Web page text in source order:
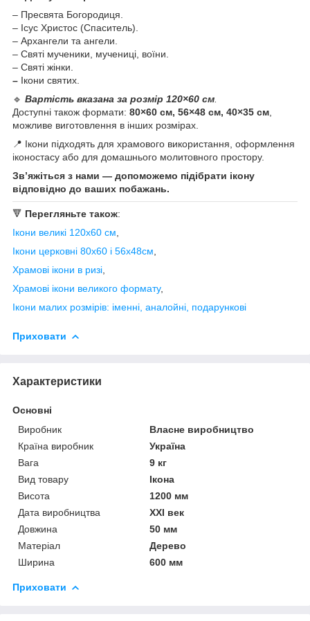
– Пресвята Богородиця.
– Ісус Христос (Спаситель).
– Архангели та ангели.
– Святі мученики, мучениці, воїни.
– Святі жінки.
– Ікони святих.
🔹 Вартість вказана за розмір 120×60 см
Доступні також формати: 80×60 см, 56×48 см, 40×35 см
можливе виготовлення в інших розмірах.
📍 Ікони підходять для храмового використання, оформлення
іконостасу або для домашнього молитовного простору.
Зв’яжіться з нами — допоможемо підібрати ікону
відповідно до ваших побажань.
🔻 Перегляньте також:
Ікони великі 120х60 см
Ікони церковні 80х60 і 56х48см
Храмові ікони в ризі
Храмові ікони великого формату,
Ікони малих розмірів: іменні, аналойні, подарункові
Приховати
Характеристики
Основні
Виробник
Власне виробництво
Країна виробник
Україна
Вага
9 кг
Вид товару
Ікона
Висота
1200 мм
Дата виробництва
XXI век
Довжина
50 мм
Матеріал
Дерево
Ширина
600 мм
Приховати